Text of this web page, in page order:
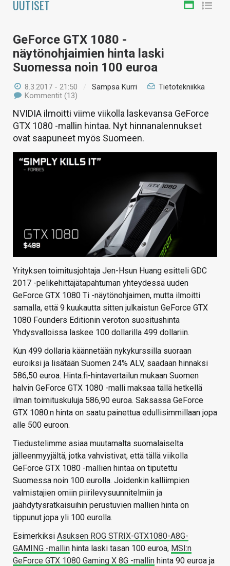
HAKU
UUTISET
GeForce GTX 1080 -
näytönohjaimien hinta laski
Suomessa noin 100 euroa
8.3.2017 - 21:50 / Sampsa Kurri
Tietotekniikka
Kommentit (13)
NVIDIA ilmoitti viime viikolla laskevansa GeForce
GTX 1080 -mallin hintaa. Nyt hinnanalennukset
ovat saapuneet myös Suomeen.
Yrityksen toimitusjohtaja Jen-Hsun Huang esitteli GDC
2017 -pelikehittäjätapahtuman yhteydessä uuden
GeForce GTX 1080 Ti -näytönohjaimen, mutta ilmoitti
samalla, että 9 kuukautta sitten julkaistun GeForce GTX
1080 Founders Editionin veroton suositushinta
Yhdysvalloissa laskee 100 dollarilla 499 dollariin.
Kun 499 dollaria käännetään nykykurssilla suoraan
euroiksi ja lisätään Suomen 24% ALV, saadaan hinnaksi
586,50 euroa. Hinta.fi-hintavertailun mukaan Suomen
halvin GeForce GTX 1080 -malli maksaa tällä hetkellä
ilman toimituskuluja 586,90 euroa. Saksassa GeForce
GTX 1080:n hinta on saatu painettua edullisimmillaan jopa
alle 500 euroon.
Tiedustelimme asiaa muutamalta suomalaiselta
jälleenmyyjältä, jotka vahvistivat, että tällä viikolla
GeForce GTX 1080 -mallien hintaa on tiputettu
Suomessa noin 100 eurolla. Joidenkin kalliimpien
valmistajien omiin piirilevysuunnitelmiin ja
jäähdytysratkaisuihin perustuvien mallien hinta on
tippunut jopa yli 100 eurolla.
Esimerkiksi Asuksen ROG STRIX-GTX1080-A8G-
GAMING -mallin hinta laski tasan 100 euroa, MSI:n
GeForce GTX 1080 Gaming X 8G -mallin hinta 90 euroa ja